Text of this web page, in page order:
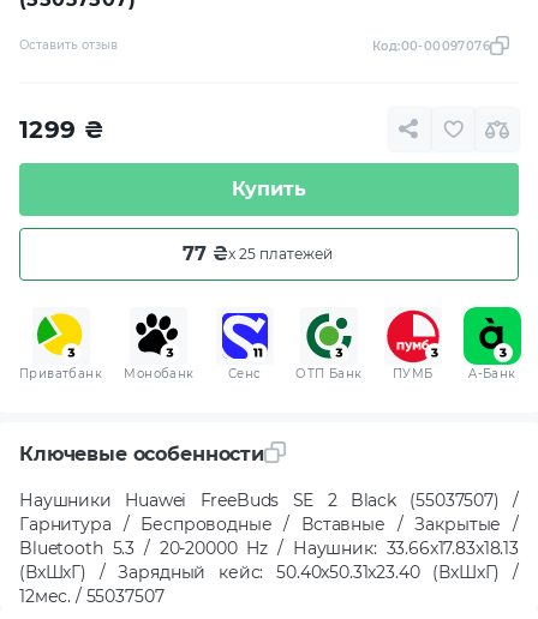
Оставить отзыв Код:00-00097076
1299 ₴
Купить
77 ₴x 25 платежей
Приватбанк Монобанк Сенс ОТП Банк ПУМБ A-Банк
Ключевые особенности
Наушники Huawei FreeBuds SE 2 Black (55037507) /
Гарнитура / Беспроводные / Вставные / Закрытые /
Bluetooth 5.3 / 20-20000 Hz / Наушник: 33.66x17.83x18.13
(ВхШхГ) / Зарядный кейс: 50.40x50.31x23.40 (ВхШхГ) /
12мес. / 55037507